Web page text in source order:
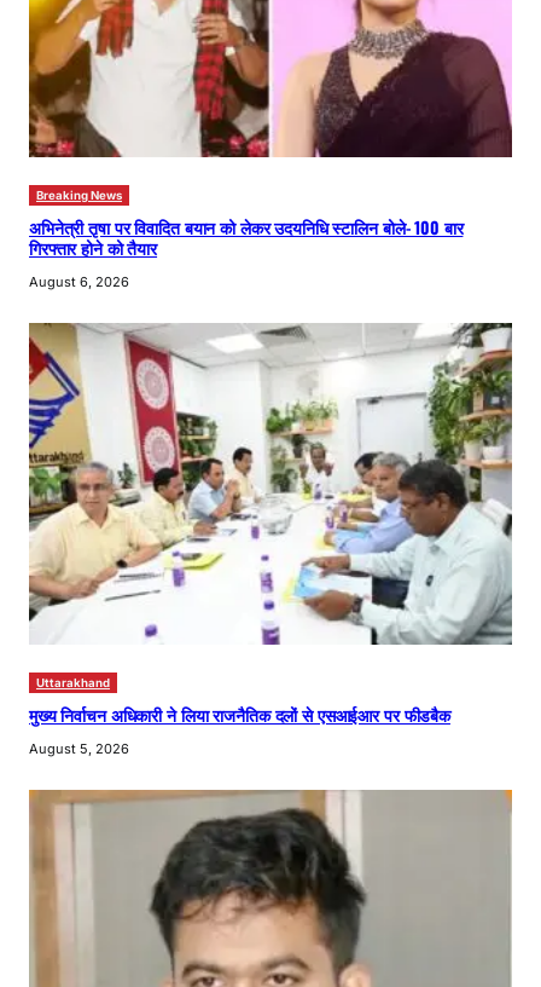
Breaking News
अभिनेत्री तृषा पर विवादित बयान को लेकर उदयनिधि स्टालिन बोले- 100 बार
गिरफ्तार होने को तैयार
August 6, 2026
Uttarakhand
मुख्य निर्वाचन अधिकारी ने लिया राजनैतिक दलों से एसआईआर पर फीडबैक
August 5, 2026